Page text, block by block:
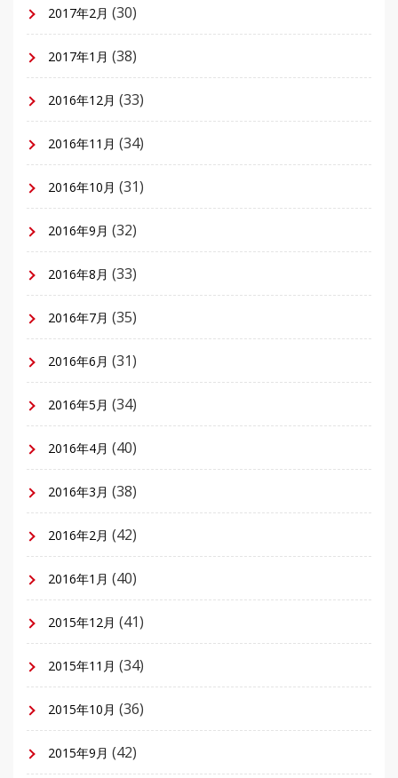
2017年2月 (30)
2017年1月 (38)
2016年12月 (33)
2016年11月 (34)
2016年10月 (31)
2016年9月 (32)
2016年8月 (33)
2016年7月 (35)
2016年6月 (31)
2016年5月 (34)
2016年4月 (40)
2016年3月 (38)
2016年2月 (42)
2016年1月 (40)
2015年12月 (41)
2015年11月 (34)
2015年10月 (36)
2015年9月 (42)